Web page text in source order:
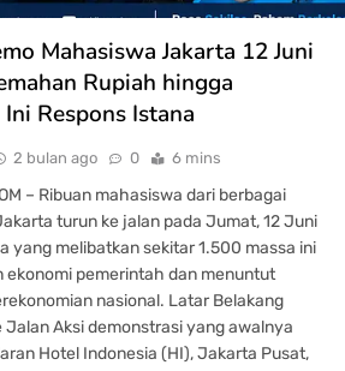
Mahasiswa Jakarta 12 Juni
Rupiah hingga
Respons Istana
2 bulan ago 0 6 mins
– Ribuan mahasiswa dari berbagai
turun ke jalan pada Jumat, 12 Juni
yang melibatkan sekitar 1.500 massa ini
ekonomi pemerintah dan menuntut
nasional. Latar Belakang
Jalan Aksi demonstrasi yang awalnya
Hotel Indonesia (HI), Jakarta Pusat,